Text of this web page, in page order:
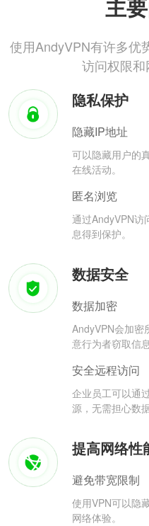
主
使用AndyVPN有许多优
访问权限
隐私保护
隐藏IP地址
可以隐藏用户的
在线活动。
匿名浏览
通过AndyVPN访
息得到保护。
数据安全
数据加密
AndyVPN会加密
意行为者窃取信息
安全远程访问
企业员工可以通
源，无需担心数
提高网络性
避免带宽限制
使用VPN可以隐
网络体验。